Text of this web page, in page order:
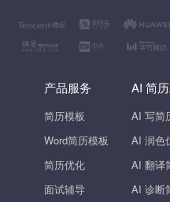
产品服务
简历模板
Word简历模板
简历优化
面试辅导
AI 简
AI 写简
AI 润色
AI 翻译
AI 诊断